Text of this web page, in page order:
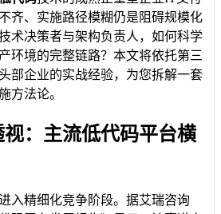
齐、实施路径模糊仍是阻碍规模化
术决策者与架构负责人，如何科学
环境的完整链路？本文将依托第三
部企业的实战经验，为您拆解一套
方法论。
：主流低代码平台横
入精细化竞争阶段。据艾瑞咨询